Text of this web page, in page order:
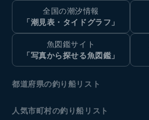
全国の潮汐情報
「潮見表・タイドグラフ」
魚図鑑サイト
「写真から探せる魚図鑑」
都道府県の釣り船リスト
人気市町村の釣り船リスト